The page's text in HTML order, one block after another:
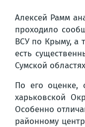
Алексей Рамм
проходило
ВСУ по Крыму, а
есть
Сумской
По его оценке,
харьковской
Особенно
районному